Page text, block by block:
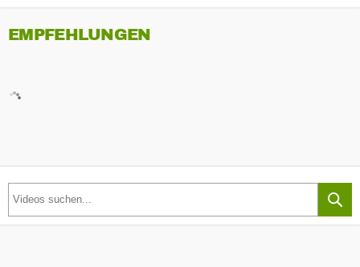
EMPFEHLUNGEN